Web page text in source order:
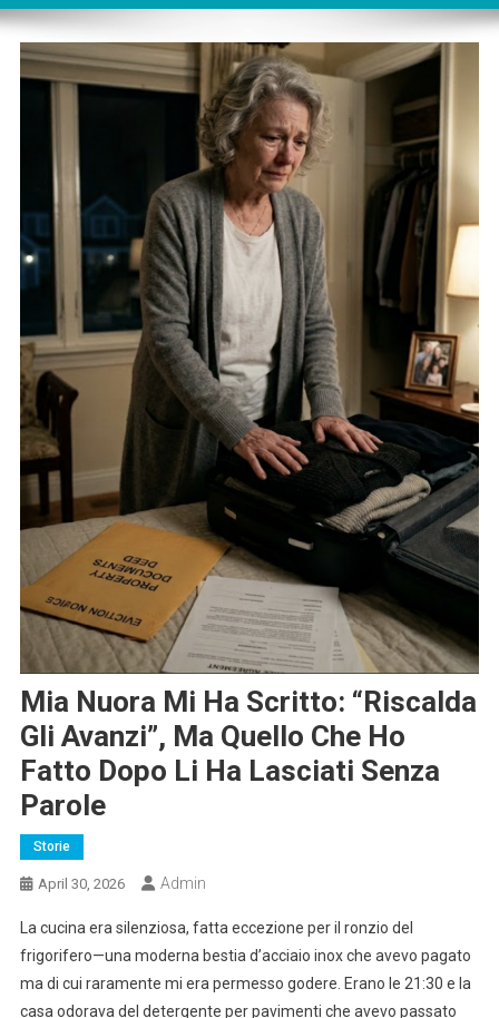
Mia Nuora Mi Ha Scritto: “Riscalda
Gli Avanzi”, Ma Quello Che Ho
Fatto Dopo Li Ha Lasciati Senza
Parole
Storie
April 30, 2026 Admin
La cucina era silenziosa, fatta eccezione per il ronzio del
frigorifero—una moderna bestia d’acciaio inox che avevo pagato
ma di cui raramente mi era permesso godere. Erano le 21:30 e la
casa odorava del detergente per pavimenti che avevo passato